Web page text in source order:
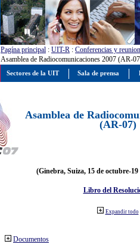
Pagína principal : UIT-R : Conferencias y
Asamblea de Radiocomunicaciones 2007 (AR-
Asamblea de
(AR-07)
(Ginebra, Suiza, 15 de octubre-19
Libro del
Expandir todo
Documentos
Sectores de la UIT Sala de prensa